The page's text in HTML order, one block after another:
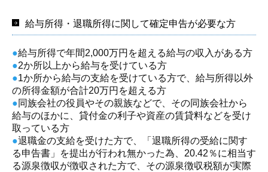
給与所得・退職所得に関して確定申告が必要な方
●給与所得で年間2,000万円を超える給与の収入がある方
●2か所以上から給与を受けている方
●1か所から給与の支給を受けている方で、給与所得以外
の所得金額が合計20万円を超える方
●同族会社の役員やその親族などで、その同族会社から
給与のほかに、貸付金の利子や資産の賃貸料などを受け
取っている方
●退職金の支給を受けた方で、「退職所得の受給に関す
る申告書」を提出が行われ無かった為、20.42％に相当す
る源泉徴収が徴収された方で、その源泉徴収税額が実際